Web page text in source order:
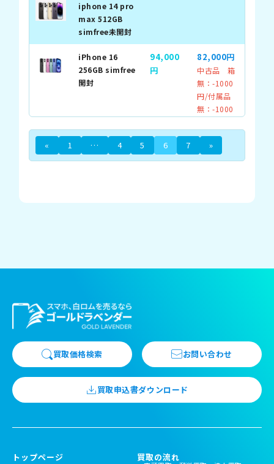
iphone 14 pro
max 512GB
simfree未開封
iPhone 16
256GB simfree
開封
94,000
円
82,000円
中古品 箱
無：-1000
円/付属品
無：-1000
iphone 14
256GB simfree
53,000円
中古品 箱
256GB simfree
未開封
iphone 14 pro
256GB simfree
開封
72,000円
中古品 箱
無：-1000
円/付属品
円
iphone 14 pro
« 1 … 4 5 6 7 »
買取価格検索 お問い合わせ
買取申込書ダウンロード
トップページ 買取の流れ